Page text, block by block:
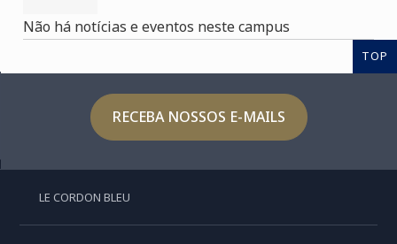
Não há notícias e eventos neste campus
TOP
RECEBA NOSSOS E-MAILS
LE CORDON BLEU